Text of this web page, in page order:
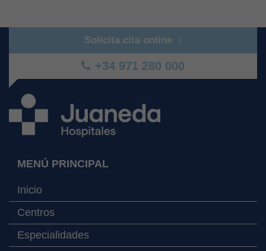
Solicita cita online
+34 971 280 000
MENÚ PRINCIPAL
Inicio
Centros
Especialidades